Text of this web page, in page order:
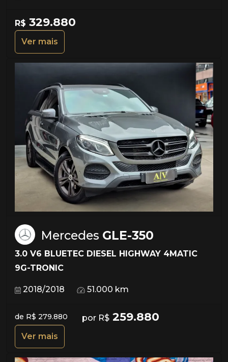
R$ 329.880
Ver mais
Mercedes GLE-350
3.0 V6 BLUETEC DIESEL HIGHWAY 4MATIC
9G-TRONIC
2018/2018 51.000 km
de R$ 279.880 por R$ 259.880
Ver mais